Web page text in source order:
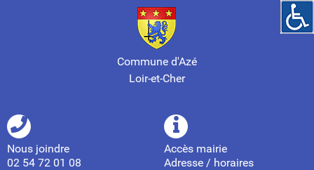
Commune d'Azé
Loir-et-Cher
Nous joindre
02 54 72 01 08
Accès mairie
Adresse / horaires